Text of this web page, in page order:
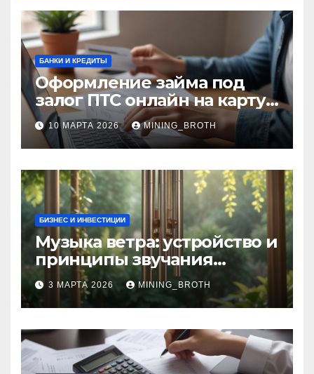
БАНКИ И КРЕДИТЫ
Оформление займа под
залог ПТС онлайн на карту
без визита в офис: порядок,
требования и документы
10 МАРТА 2026 MINING_BROTH
БИЗНЕС И ИНВЕСТИЦИИ
Музыка ветра: устройство и
принципы звучания
колокольчиков
3 МАРТА 2026 MINING_BROTH